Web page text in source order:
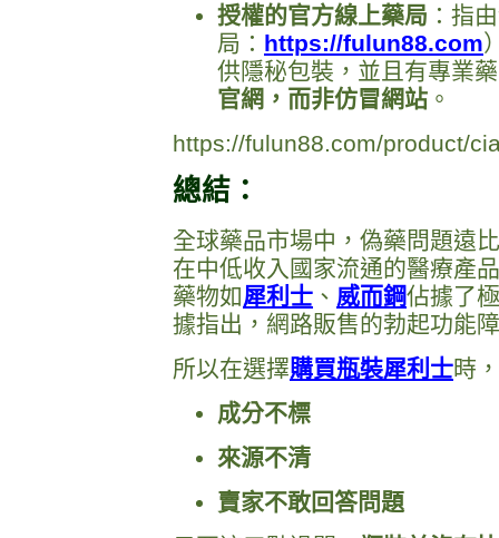
授權的官方線上藥局 ：指由
局： https://fulun88.com
供隱秘包裝，並且有專業
官網，而非仿冒網站 。
https://fulun88.com/product/
總結：
全球藥品市場中，偽藥問題遠
在中低收入國家流通的醫療產
藥物如犀利士 、 威而鋼佔據了
據指出，網路販售的勃起功能
所以在選擇購買瓶裝犀利士時
成分不標
來源不清
賣家不敢回答問題